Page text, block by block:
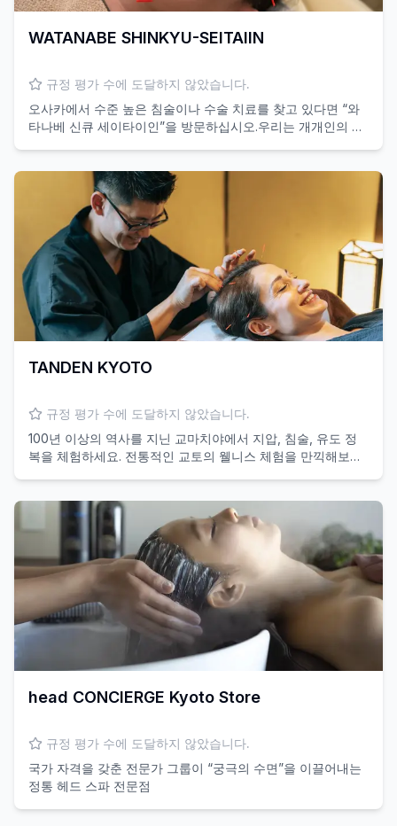
WATANABE SHINKYU-SEITAIIN
규정 평가 수에 도달하지 않았습니다.
오사카에서 수준 높은 침술이나 수술 치료를 찾고 있다면 “와
타나베 신큐 세이타이인”을 방문하십시오.우리는 개개인의 신
TANDEN KYOTO
규정 평가 수에 도달하지 않았습니다.
100년 이상의 역사를 지닌 교마치야에서 지압, 침술, 유도 정
복을 체험하세요. 전통적인 교토의 웰니스 체험을 만끽해보세
head CONCIERGE Kyoto Store
규정 평가 수에 도달하지 않았습니다.
국가 자격을 갖춘 전문가 그룹이 “궁극의 수면”을 이끌어내는
정통 헤드 스파 전문점